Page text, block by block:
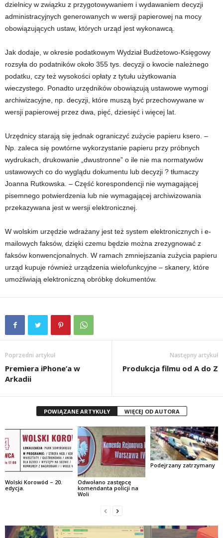
dzielnicy w związku z przygotowywaniem i wydawaniem decyzji
administracyjnych generowanych w wersji papierowej na mocy
obowiązujących ustaw, których urząd jest wykonawcą.
Jak dodaje, w okresie podatkowym Wydział Budżetowo-Księgowy
rozsyła do podatników około 355 tys. decyzji o kwocie należnego
podatku, czy też wysokości opłaty z tytułu użytkowania
wieczystego. Ponadto urzędników obowiązują ustawowe wymogi
archiwizacyjne, np. decyzji, które muszą być przechowywane w
wersji papierowej przez dwa, pięć, dziesięć i więcej lat.
Urzędnicy starają się jednak ograniczyć zużycie papieru ksero. –
Np. zaleca się powtórne wykorzystanie papieru przy próbnych
wydrukach, drukowanie „dwustronne” o ile nie ma normatywów
ustawowych co do wyglądu dokumentu lub decyzji ? tłumaczy
Joanna Rutkowska. – Część korespondencji nie wymagającej
pisemnego potwierdzenia lub nie wymagającej archiwizowania
przekazywana jest w wersji elektronicznej.
W wolskim urzędzie wdrażany jest też system elektronicznych i e-
mailowych faksów, dzięki czemu będzie można zrezygnować z
faksów konwencjonalnych. W ramach zmniejszania zużycia papieru
urząd kupuje również urządzenia wielofunkcyjne – skanery, które
umożliwiają elektroniczną obróbkę dokumentów.
Poprzedni artykuł
Premiera iPhone’a w
Arkadii
Następny artykuł
Produkcja filmu od A do Z
POWIĄZANE ARTYKUŁY WIĘCEJ OD AUTORA
Wolski Korowód – 20.
edycja.
Odwołano zastępcę
komendanta policji na
Woli
Podejrzany zatrzymany